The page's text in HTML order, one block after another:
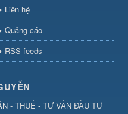
Liên hệ
Quảng cáo
RSS-feeds
- THUẾ - TƯ VẤN ĐẦU TƯ